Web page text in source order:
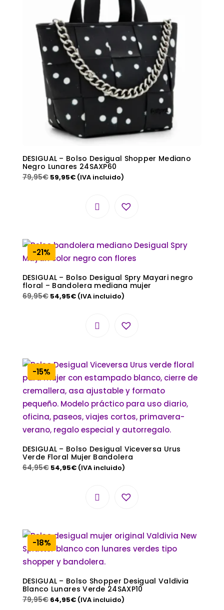
DESIGUAL – Bolso Desigual Shopper Mediano
Negro Lunares 24SAXP60
79,95€ 59,95€ (IVA incluido)
-21%
DESIGUAL – Bolso Desigual Spry Mayari negro
floral – Bandolera mediana mujer
69,95€ 54,95€ (IVA incluido)
-15%
DESIGUAL – Bolso Desigual Viceversa Urus
Verde Floral Mujer Bandolera
64,95€ 54,95€ (IVA incluido)
-18%
DESIGUAL – Bolso Shopper Desigual Valdivia
Blanco Lunares Verde 24SAXP10
79,95€ 64,95€ (IVA incluido)